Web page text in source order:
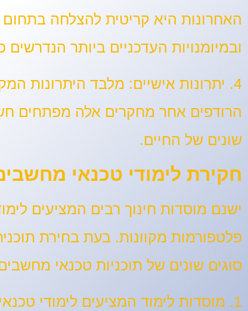
ובמיומנויות העדכניים ביותר
4. יתרונות אישיים:
מלבד היתרונות
הרודפים אחר מחקרים אלה מפתחים
שונים של החיים.
חקירת לימודי טכנאי
ישנם מוסדות חינוך רבים המציעים
פלטפורמות מקוונות. בעת בחירת
סוגים שונים של תוכניות טכנאי
1. מוסדות לימוד המציעים לימודי טכנאי מחשבים: